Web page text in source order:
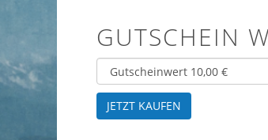
GUTSCHEIN
JETZT KAUFEN